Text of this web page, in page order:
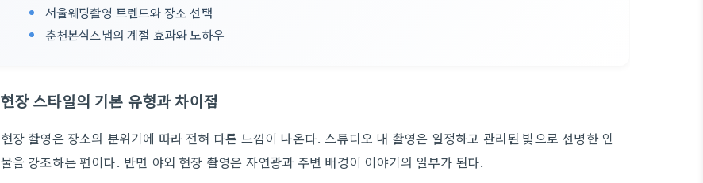
서울웨딩촬영 트렌드와 장소 선택
춘천본식스냅의 계절 효과와 노하우
현장 스타일의 기본 유형과 차이점
현장 촬영은 장소의 분위기에 따라 전혀 다른 느낌이 나온다. 스튜디오 내 촬영은 일정하고 관리된 빛으로 선명한 인
물을 강조하는 편이다. 반면 야외 현장 촬영은 자연광과 주변 배경이 이야기의 일부가 된다.